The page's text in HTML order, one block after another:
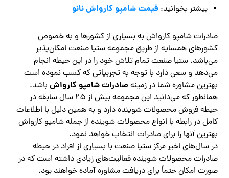
بیشتر بخوانید: قیمت شامپو کارواش نانو
صادرات شامپو کارواش به بسیاری از کشورها و به خصوص
کشورهای همسایه از طریق مجموعه ستیا صنعت امکان‌پذیر
می‌باشد. ستیا صنعت تمام تلاش خود را در این حیطه انجام
می‌دهد و سعی دارد با توجه به تجربیاتی که کسب نموده است
بهترین مشاوره شما در زمینه صادرات شامپو کارواش باشد.
همانطور که می‌دانید این مجموعه بیش از ۲۵ سال سابقه در
حیطه فروش محصولات شوینده دارد و به همین دلیل با اطلاعات
کامل در رابطه با انواع محصولات شوینده از جمله شامپو کارواش
بهترین آنها را برای صادرات انتخاب خواهد نمود.
در سال‌های اخیر مرکز ستیا صنعت با بسیاری از افراد در حیطه
صادرات محصولات شوینده فعالیت‌های زیادی داشته است که در
صورت امکان حتماً برای دریافت مشاوره آماده خواهند بود.